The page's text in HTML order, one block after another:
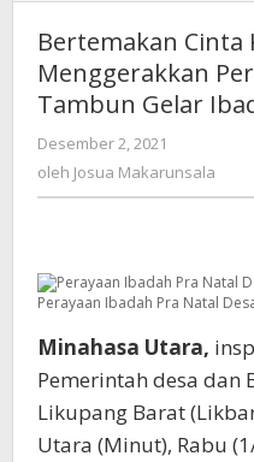
Bertemakan Cinta
Menggerakkan
Tambun Gelar
Desember 2, 2021
Josua
oleh Josua Makarunsala
Perayaan Ibadah Pra Natal
Minahasa Utara,
Pemerintah desa dan
Likupang Barat
Utara (Minut), Rabu